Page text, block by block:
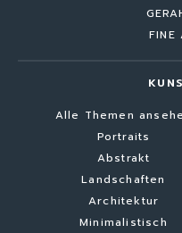
FINE
Alle Themen
Portraits
Abstrakt
Landschaften
Architektur
Minimalistisch